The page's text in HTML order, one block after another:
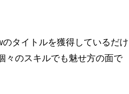
タイトルを獲得しているだけ
々のスキルでも魅せ方の面で